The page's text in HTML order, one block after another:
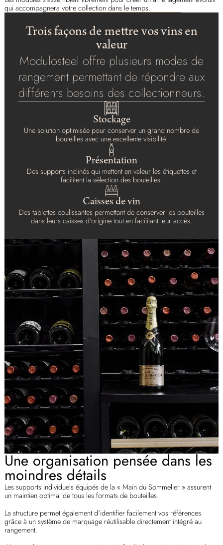
qui accompagnera votre collection dans le temps.
Trois façons de mettre vos vins en
valeur
Modulosteel offre plusieurs modes de
rangement permettant de répondre aux
différents besoins des collectionneurs.
Stockage
Une solution optimisée pour conserver un grand nombre de
bouteilles avec une excellente visibilité.
Présentation
Des supports inclinés qui mettent en valeur les étiquettes et
facilitent la sélection des bouteilles.
Caisses de vin
Des tablettes coulissantes permettant de conserver les bouteilles
dans leurs caisses d'origine tout en facilitant leur accès.
Une organisation pensée dans les
moindres détails
Les supports individuels équipés de la « Main du Sommelier » assurent
un maintien optimal de tous les formats de bouteilles.
La structure permet également d'identifier facilement vos références
grâce à un système de marquage réutilisable directement intégré au
rangement.